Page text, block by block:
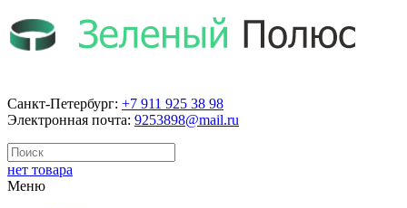
Санкт-Петербург: +7 911 925 38 98
Электронная почта: 9253898@mail.ru
нет товара
Меню